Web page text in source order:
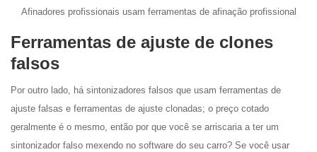
Afinadores profissionais usam ferramentas de afinação profissional
Ferramentas de ajuste de clones
falsos
Por outro lado, há sintonizadores falsos que usam ferramentas de
ajuste falsas e ferramentas de ajuste clonadas; o preço cotado
geralmente é o mesmo, então por que você se arriscaria a ter um
sintonizador falso mexendo no software do seu carro? Se você usar